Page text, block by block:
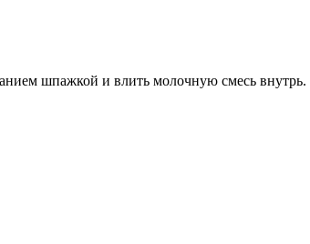
шпажкой и влить молочную смесь внутрь.